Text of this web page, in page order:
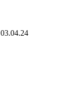
03.04.24